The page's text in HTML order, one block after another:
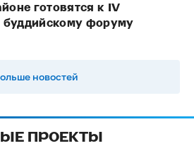
готовятся к IV
форуму
новостей
ПРОЕКТЫ